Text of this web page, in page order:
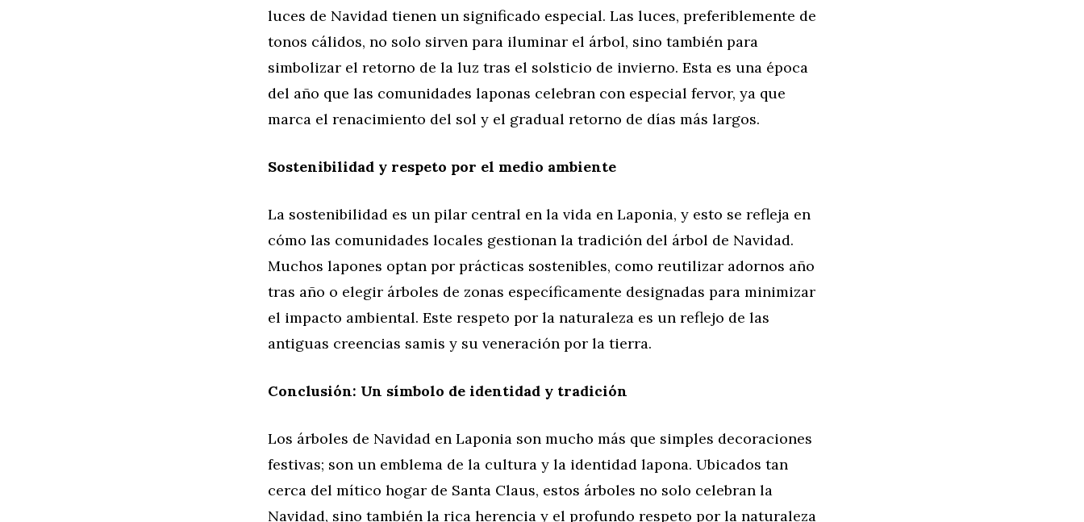
luces de Navidad tienen un significado especial. Las luces, preferiblemente de
tonos cálidos, no solo sirven para iluminar el árbol, sino también para
simbolizar el retorno de la luz tras el solsticio de invierno. Esta es una época
del año que las comunidades laponas celebran con especial fervor, ya que
marca el renacimiento del sol y el gradual retorno de días más largos.
Sostenibilidad y respeto por el medio ambiente
La sostenibilidad es un pilar central en la vida en Laponia, y esto se refleja en
cómo las comunidades locales gestionan la tradición del árbol de Navidad.
Muchos lapones optan por prácticas sostenibles, como reutilizar adornos año
tras año o elegir árboles de zonas específicamente designadas para minimizar
el impacto ambiental. Este respeto por la naturaleza es un reflejo de las
antiguas creencias samis y su veneración por la tierra.
Conclusión: Un símbolo de identidad y tradición
Los árboles de Navidad en Laponia son mucho más que simples decoraciones
festivas; son un emblema de la cultura y la identidad lapona. Ubicados tan
cerca del mítico hogar de Santa Claus, estos árboles no solo celebran la
Navidad, sino también la rica herencia y el profundo respeto por la naturaleza